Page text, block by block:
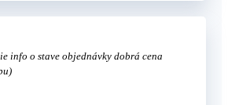
info o stave objednávky dobrá cena